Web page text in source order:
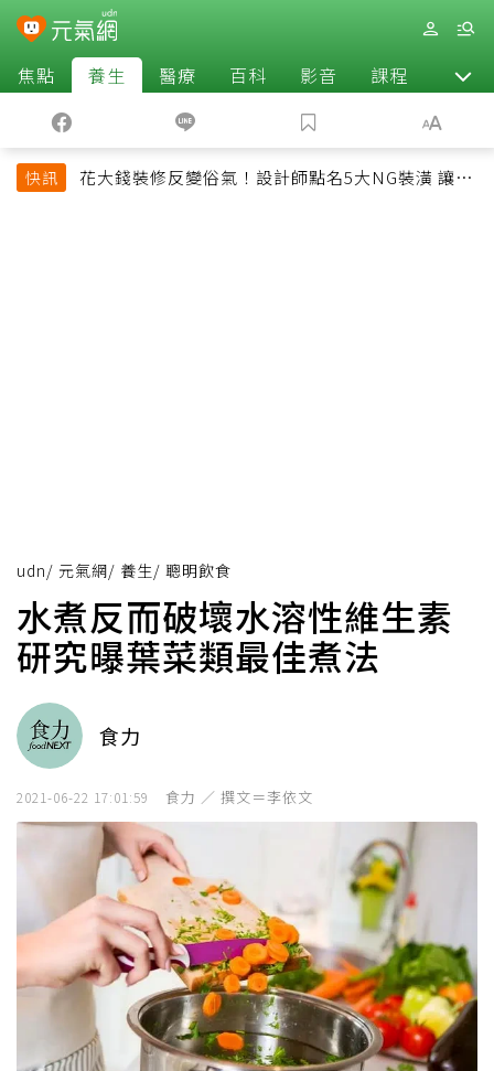
焦點 養生 醫療 百科 影音 課程 退休
快訊
花大錢裝修反變俗氣！設計師點名5大NG裝潢 讓客
udn/ 元氣網/ 養生/ 聰明飲食
水煮反而破壞水溶性維生素
研究曝葉菜類最佳煮法
食力
2021-06-22 17:01:59 食力 ／ 撰文＝李依文